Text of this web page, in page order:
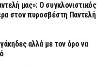
μας»: Ο συγκλονιστικός
στον πυροσβέστη Παντελή
αλλά με τον όρο να